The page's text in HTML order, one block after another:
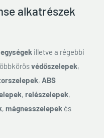
alkatrészek
illetve a régebbi
védőszelepek,
, ABS
, relészelepek,
, mágnesszelepek és